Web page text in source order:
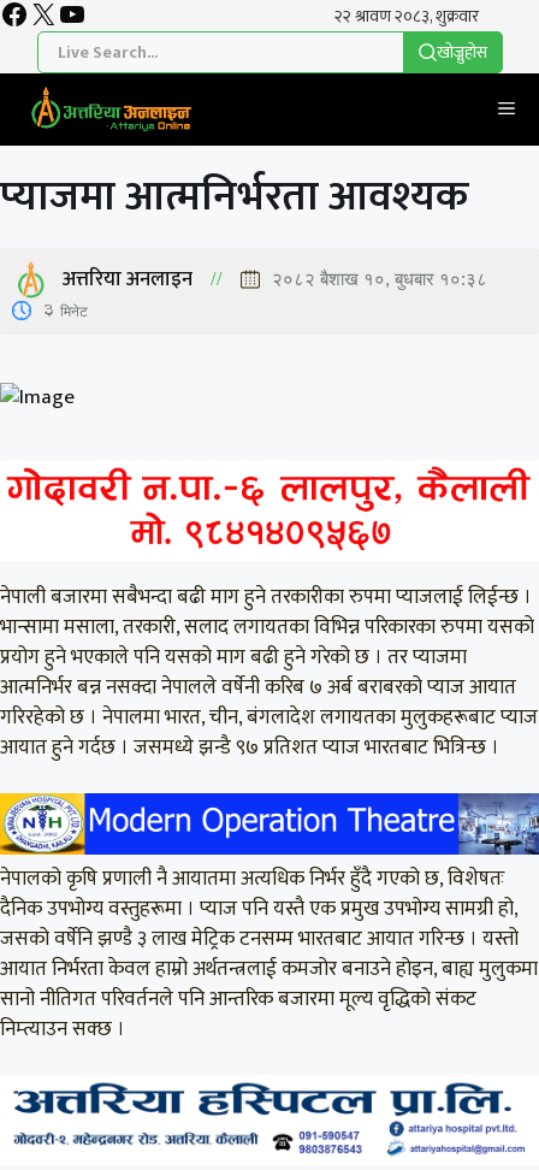
Skip
content
Facebook
X YouTube
खाेज्नुहाेस
प्याजमा आत्मनिर्भरता आवश्यक
अत्तरिया अनलाइन २०८२ बैशाख १०, बुधबार १०:३८
3 मिनेट
नेपाली बजारमा सबैभन्दा बढी माग हुने तरकारीका रुपमा प्याजलाई लिईन्छ ।
भान्सामा मसाला, तरकारी, सलाद लगायतका विभिन्न परिकारका रुपमा यसको
प्रयोग हुने भएकाले पनि यसको माग बढी हुने गरेको छ । तर प्याजमा
आत्मनिर्भर बन्न नसक्दा नेपालले वर्षेनी करिब ७ अर्ब बराबरको प्याज आयात
गरिरहेको छ । नेपालमा भारत, चीन, बंगलादेश लगायतका मुलुकहरूबाट प्याज
आयात हुने गर्दछ । जसमध्ये झन्डै ९७ प्रतिशत प्याज भारतबाट भित्रिन्छ ।
नेपालको कृषि प्रणाली नै आयातमा अत्यधिक निर्भर हुँदै गएको छ, विशेषतः
दैनिक उपभोग्य वस्तुहरूमा । प्याज पनि यस्तै एक प्रमुख उपभोग्य सामग्री हो,
जसको वर्षेनि झण्डै ३ लाख मेट्रिक टनसम्म भारतबाट आयात गरिन्छ । यस्तो
आयात निर्भरता केवल हाम्रो अर्थतन्त्रलाई कमजोर बनाउने होइन, बाह्य मुलुकमा
सानो नीतिगत परिवर्तनले पनि आन्तरिक बजारमा मूल्य वृद्धिको संकट
निम्त्याउन सक्छ ।